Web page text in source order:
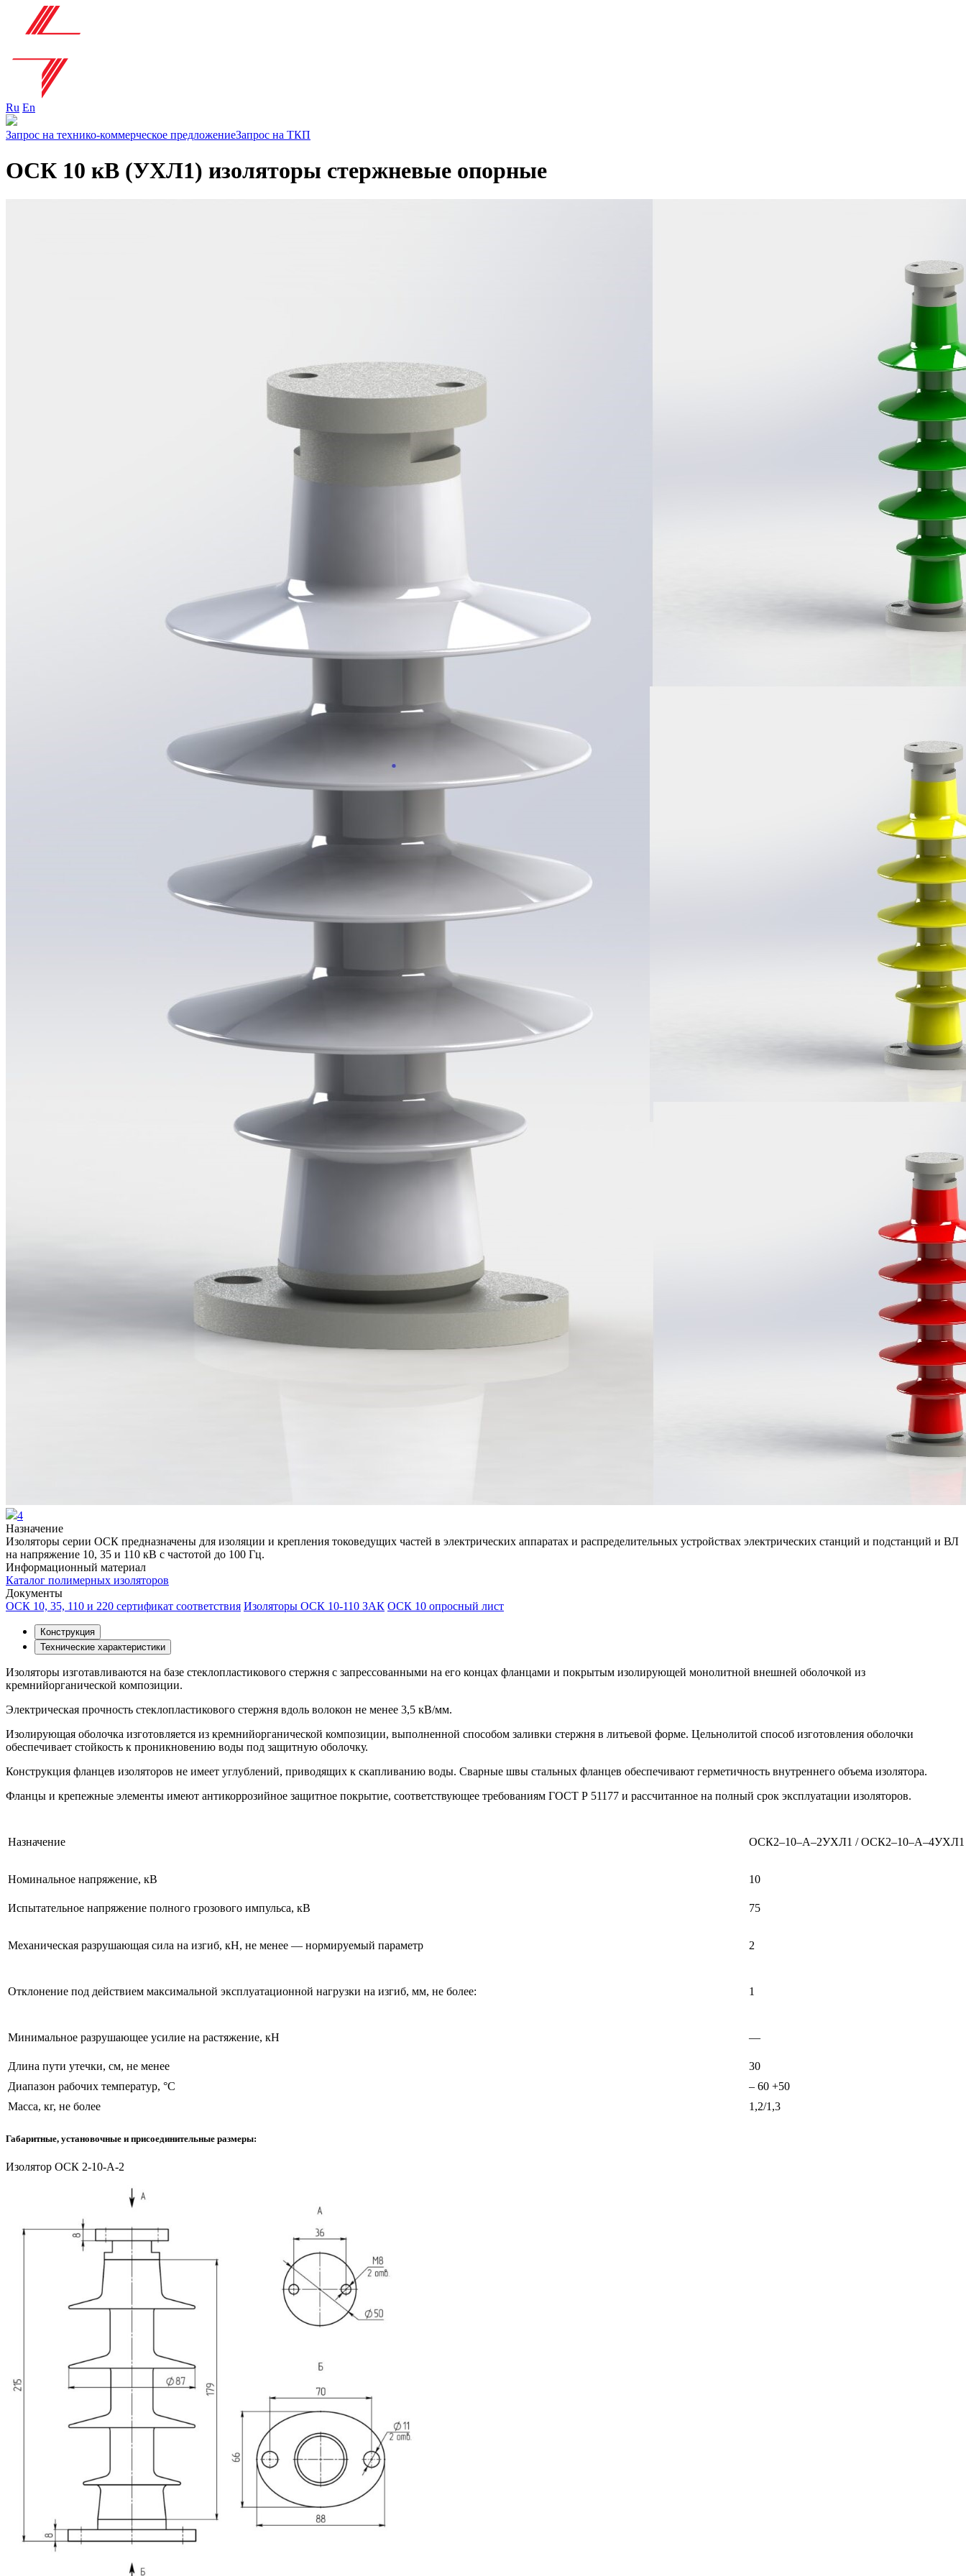
Ru En
Запрос на технико-коммерческое предложениеЗапрос на ТКП
ОСК 10 кВ (УХЛ1) изоляторы стержневые опорные
4
Назначение
Изоляторы серии ОСК предназначены для изоляции и крепления токоведущих частей в электрических аппаратах и распределительных устройствах электрических станций и подстанций и ВЛ
на напряжение 10, 35 и 110 кВ с частотой до 100 Гц.
Информационный материал
Каталог полимерных изоляторов
Документы
ОСК 10, 35, 110 и 220 сертификат соответствия Изоляторы ОСК 10-110 ЗАК ОСК 10 опросный лист
Конструкция
Технические характеристики
Изоляторы изготавливаются на базе стеклопластикового стержня с запрессованными на его концах фланцами и покрытым изолирующей монолитной внешней оболочкой из
кремнийорганической композиции.
Электрическая прочность стеклопластикового стержня вдоль волокон не менее 3,5 кВ/мм.
Изолирующая оболочка изготовляется из кремнийорганической композиции, выполненной способом заливки стержня в литьевой форме. Цельнолитой способ изготовления оболочки
обеспечивает стойкость к проникновению воды под защитную оболочку.
Конструкция фланцев изоляторов не имеет углублений, приводящих к скапливанию воды. Сварные швы стальных фланцев обеспечивают герметичность внутреннего объема изолятора.
Фланцы и крепежные элементы имеют антикоррозийное защитное покрытие, соответствующее требованиям ГОСТ Р 51177 и рассчитанное на полный срок эксплуатации изоляторов.
Назначение ОСК2–10–А–2УХЛ1 / ОСК2–10–А–4УХЛ1
Номинальное напряжение, кВ 10
Испытательное напряжение полного грозового импульса, кВ 75
Механическая разрушающая сила на изгиб, кН, не менее — нормируемый параметр 2
Отклонение под действием максимальной эксплуатационной нагрузки на изгиб, мм, не более: 1
Минимальное разрушающее усилие на растяжение, кН —
Длина пути утечки, см, не менее
30
Диапазон рабочих температур, °С
– 60 +50
Масса, кг, не более
1,2/1,3
Габаритные, установочные и присоединительные размеры:
Изолятор ОСК 2-10-А-2